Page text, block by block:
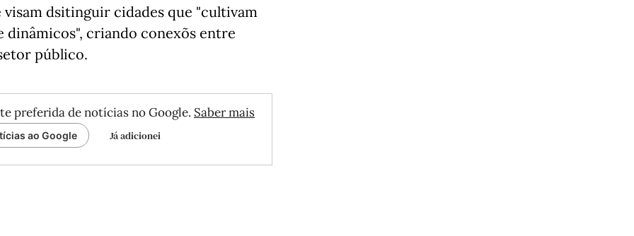
visam dsitinguir cidades que "cultivam
dinâmicos", criando conexõs entre
público.
preferida de notícias no Google. Saber mais
ao Google Já adicionei